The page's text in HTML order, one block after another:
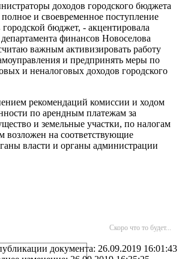
доходов городского бюджета
и своевременное поступление
бюджет, - акцентировала
финансов Новоселова
важным активизировать работу
и предпринять меры по
и неналоговых доходов городского
рекомендаций комиссии и ходом
по арендным платежам за
и земельные участки, по налогам
возложен на соответствующие
власти и органы администрации
Скоро что то будет...
документа: 26.09.2019 16:01:43